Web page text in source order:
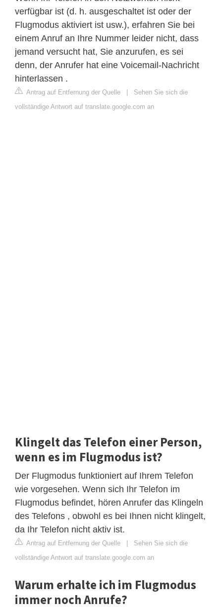
verfügbar ist (d. h. ausgeschaltet ist oder der
Flugmodus aktiviert ist usw.), erfahren Sie bei
einem Anruf an Ihre Nummer leider nicht, dass
jemand versucht hat, Sie anzurufen, es sei
denn, der Anrufer hat eine Voicemail-Nachricht
hinterlassen .
Antrag auf Entfernung der Quelle | Sehen Sie sich die
vollständige Antwort auf translate.google.com an
Klingelt das Telefon einer Person,
wenn es im Flugmodus ist?
Der Flugmodus funktioniert auf Ihrem Telefon
wie vorgesehen. Wenn sich Ihr Telefon im
Flugmodus befindet, hören Anrufer das Klingeln
des Telefons , obwohl es bei Ihnen nicht klingelt,
da Ihr Telefon nicht aktiv ist.
Antrag auf Entfernung der Quelle | Sehen Sie sich die
vollständige Antwort auf translate.google.com an
Warum erhalte ich im Flugmodus
immer noch Anrufe?